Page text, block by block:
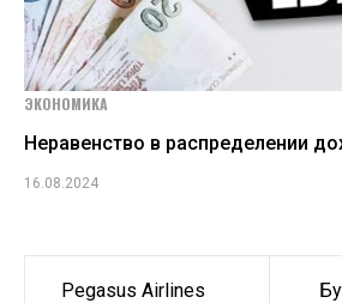
ЭКОНОМИКА
Неравенство в распределении
16.08.2024
Навигация
Pegasus Airlines